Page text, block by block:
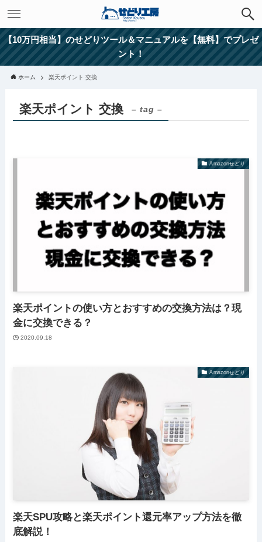
【10万円相当】のせどりツール＆マニュアルを【無料】でプレゼ
ント！
ホーム 楽天ポイント 交換
楽天ポイント 交換 – tag –
Amazonせどり
楽天ポイントの使い方とおすすめの交換方法は？現
金に交換できる？
2020.09.18
Amazonせどり
楽天SPU攻略と楽天ポイント還元率アップ方法を徹
底解説！